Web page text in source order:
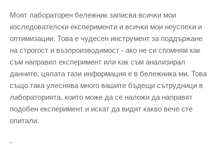
Моят лабораторен бележник записва всички мои
изследователски експерименти и всички мои неуспехи и
оптимизации. Това е чудесен инструмент за поддържане
на строгост и възпроизводимост - ако не си спомням как
съм направил експеримент или как съм анализирал
данните, цялата тази информация е в бележника ми. Това
също така улеснява много вашите бъдещи сътрудници в
лабораторията, които може да се наложи да направят
подобен експеримент и искат да видят какво вече сте
опитали.
-